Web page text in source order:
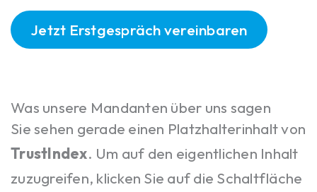
Jetzt Erstgespräch vereinbaren
Was unsere Mandanten über uns sagen
Sie sehen gerade einen Platzhalterinhalt von
TrustIndex. Um auf den eigentlichen Inhalt
zuzugreifen, klicken Sie auf die Schaltfläche